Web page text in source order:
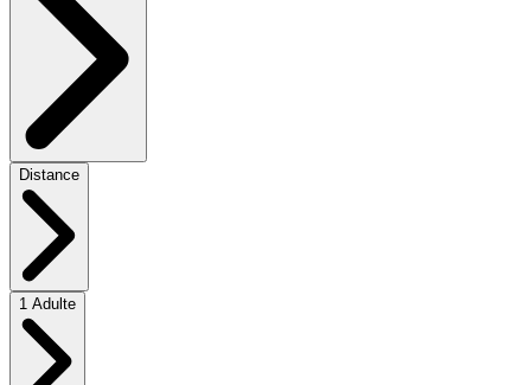
Distance
1 Adulte